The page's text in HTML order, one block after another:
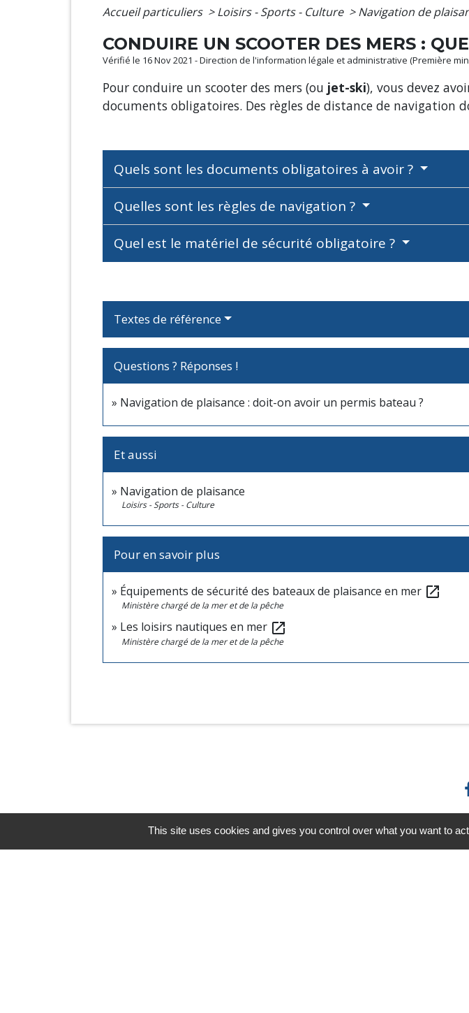
Accueil particuliers > Loisirs - Sports - Culture > Navigation de
CONDUIRE UN SCOOTER DES MERS :
Vérifié le 16 Nov 2021 - Direction de l'information légale et administrative (Première
Pour conduire un scooter des mers (ou jet-ski), vous devez
documents obligatoires. Des règles de distance de navigation
Quels sont les documents obligatoires à avoir ?
Quelles sont les règles de navigation ?
Quel est le matériel de sécurité obligatoire ?
Textes de référence
Questions ? Réponses !
Navigation de plaisance : doit-on avoir un permis bateau ?
Et aussi
Navigation de plaisance
Loisirs - Sports - Culture
Pour en savoir plus
Équipements de sécurité des bateaux de plaisance en mer open_in_new
Ministère chargé de la mer et de la pêche
Les loisirs nautiques en mer open_in_new
Ministère chargé de la mer et de la pêche
Horaires/Contacts
This site uses cookies and gives you control over what you want to